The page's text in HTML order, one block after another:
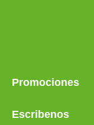
Promociones
Escribenos